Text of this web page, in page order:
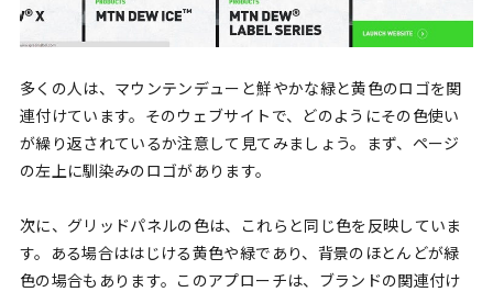
多くの人は、マウンテンデューと鮮やかな緑と黄色のロゴを関
連付けています。そのウェブサイトで、どのようにその色使い
が繰り返されているか注意して見てみましょう。まず、ページ
の左上に馴染みのロゴがあります。
次に、グリッドパネルの色は、これらと同じ色を反映していま
す。ある場合ははじける黄色や緑であり、背景のほとんどが緑
色の場合もあります。このアプローチは、ブランドの関連付け